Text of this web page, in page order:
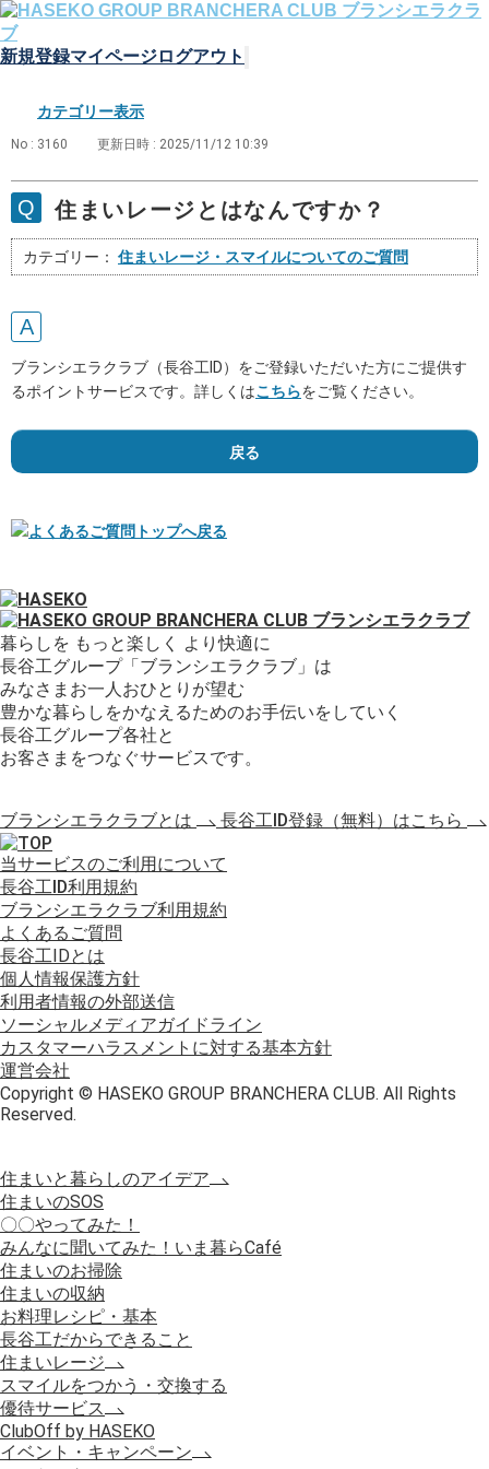
新規登録マイページログアウト
カテゴリー表示
No : 3160 更新日時 : 2025/11/12 10:39
住まいレージとはなんですか？
カテゴリー： 住まいレージ・スマイルについてのご質問
ブランシエラクラブ（長谷工ID）をご登録いただいた方にご提供す
るポイントサービスです。詳しくはこちらをご覧ください。
戻る
暮らしを もっと楽しく より快適に
長谷工グループ「ブランシエラクラブ」は
みなさまお一人おひとりが望む
豊かな暮らしをかなえるためのお手伝いをしていく
長谷工グループ各社と
お客さまをつなぐサービスです。
ブランシエラクラブとは 長谷工ID登録（無料）はこちら
当サービスのご利用について
長谷工ID利用規約
ブランシエラクラブ利用規約
よくあるご質問
長谷工IDとは
個人情報保護方針
利用者情報の外部送信
ソーシャルメディアガイドライン
カスタマーハラスメントに対する基本方針
運営会社
Copyright © HASEKO GROUP BRANCHERA CLUB. All Rights
Reserved.
住まいと暮らしのアイデア
住まいのSOS
〇〇やってみた！
みんなに聞いてみた！いま暮らCafé
住まいのお掃除
住まいの収納
お料理レシピ・基本
長谷工だからできること
住まいレージ
スマイルをつかう・交換する
優待サービス
ClubOff by HASEKO
イベント・キャンペーン